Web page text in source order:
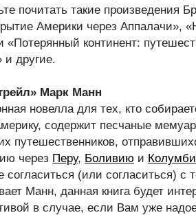
почитать такие произведения
Америки через Аппалачи»,
«Потерянный континент:
и другие.
Марк Манн
новелла для тех, кто
содержит песчаные
путешественников,
через Перу, Боливию и
согласиться (или согласиться) с
Манн, данная книга будет
в случае, если Вам уже